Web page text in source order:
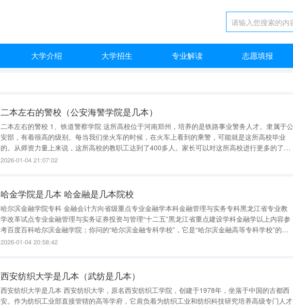
大学介绍 大学招生 专业解读 志愿填报
二本左右的警校（公安海警学院是几本）
二本左右的警校 1、铁道警察学院 这所高校位于河南郑州，培养的是铁路事业警务人才。隶属于公
安部，有着很高的级别。每当我们坐火车的时候，在火车上看到的乘警，可能就是这所高校毕业
的。从师资力量上来说，这所高校的教职工达到了400多人。家长可以对这所高校进行更多的了
解，如果孩子对做乘警感兴趣的话，可以选择报考这所高校。 2、广东警官学院 广东警察学院坐落
2026-01-04 21:07:02
哈金学院是几本 哈金融是几本院校
哈尔滨金融学院专科 金融会计方向省级重点专业金融学本科金融管理与实务专科黑龙江省专业教
学改革试点专业金融管理与实务证券投资与管理“十二五”黑龙江省重点建设学科金融学以上内容参
考百度百科哈尔滨金融学院；你问的“哈尔滨金融专科学校”，它是“哈尔滨金融高等专科学校”的前
身，大约十年前就改为现在这个名称了这学校是公办的大学专科属高职高专类，在不远的将来要升
2026-01-04 20:58:42
西安纺织大学是几本（武纺是几本）
西安纺织大学是几本 西安纺织大学，原名西安纺织工学院，创建于1978年，坐落于中国的古都西
安。作为纺织工业部直接管辖的高等学府，它肩负着为纺织工业和纺织科技研究培养高级专门人才